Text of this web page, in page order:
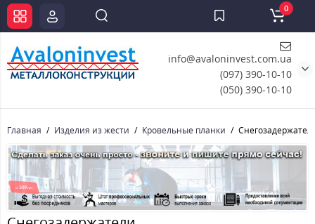
info@avaloninvest.com.ua
(097) 390-10-10
(050) 390-10-10
0
Главная Изделия из жести Кровельные планки